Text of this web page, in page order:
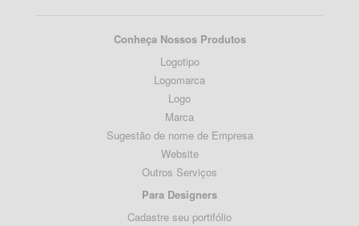
Conheça Nossos Produtos
Logotipo
Logomarca
Logo
Marca
Sugestão de nome de Empresa
Website
Outros Serviços
Para Designers
Cadastre seu portifólio